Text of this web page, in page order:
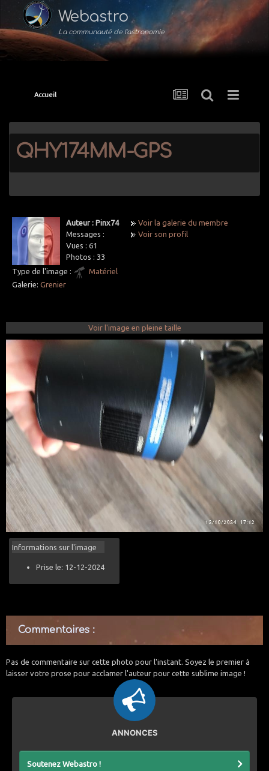
Webastro
La communauté de l'astronomie
Accueil
QHY174MM-GPS
Auteur : Pinx74
Messages :
Vues : 61
Photos : 33
Voir la galerie du membre
Voir son profil
Type de l'image :
Matériel
Galerie: Grenier
Voir l'image en pleine taille
Informations sur l'image
Prise le: 12-12-2024
Commentaires :
Pas de commentaire sur cette photo pour l'instant. Soyez le premier à
laisser votre prose pour acclamer l'auteur pour cette sublime image !
ANNONCES
Soutenez Webastro !